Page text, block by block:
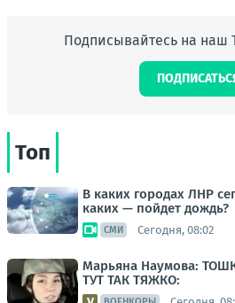
Подписывайтесь на наш
Топ
В каких городах ЛНР
каких — пойдет дождь?
СМИ Сегодня, 08:02
Марьяна Наумова:
ТУТ ТАК ТЯЖКО: